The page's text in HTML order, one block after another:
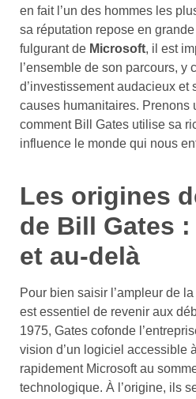
en fait l’un des hommes les
sa réputation repose en
fulgurant de Microsoft, il est
l’ensemble de son parcours, y
d’investissement audacieux et
causes humanitaires. Prenons
comment Bill Gates utilise sa
influence le monde qui nous
Les origines
de Bill Gates
et au-delà
Pour bien saisir l’ampleur de
est essentiel de revenir aux
1975, Gates cofonde
vision d’un logiciel accessible
rapidement Microsoft au
technologique. À l’origine, ils